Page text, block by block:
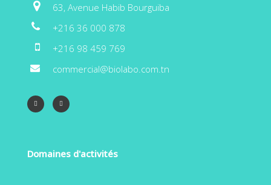
63, Avenue Habib Bourguiba
+216 36 000 878
+216 98 459 769
commercial@biolabo.com.tn
Domaines d'activités